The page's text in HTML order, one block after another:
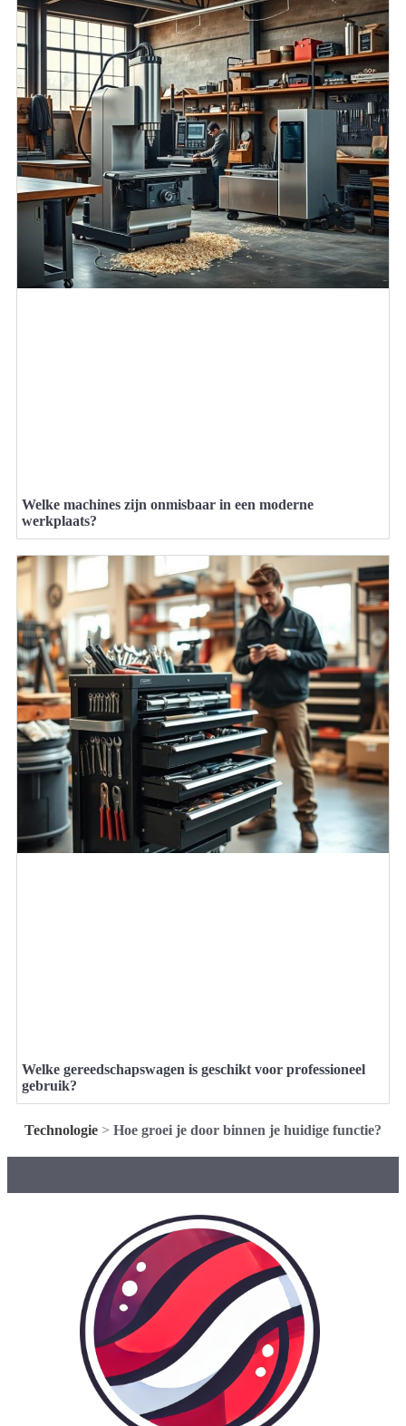
Welke machines zijn onmisbaar in een moderne
werkplaats?
Welke gereedschapswagen is geschikt voor professioneel
gebruik?
Technologie > Hoe groei je door binnen je huidige functie?